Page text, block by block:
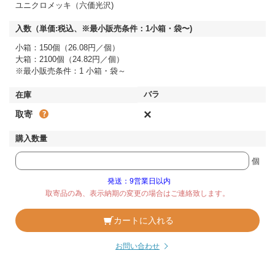
ユニクロメッキ（六価光沢)
小箱：150個（26.08円／個）
大箱：2100個（24.82円／個）
※最小販売条件：1 小箱・袋～
取寄 ×
個
発送：9営業日以内
取寄品の為、表示納期の変更の場合はご連絡致します。
カートに入れる
お問い合わせ